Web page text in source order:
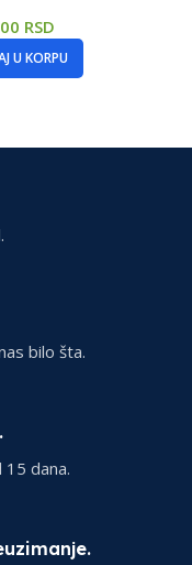
RSD
U KORPU
bilo šta.
15 dana.